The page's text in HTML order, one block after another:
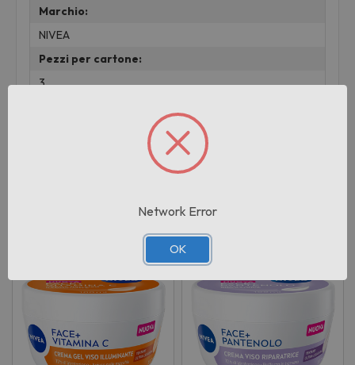
Marchio:
NIVEA
Pezzi per cartone:
3
Network Error
OK